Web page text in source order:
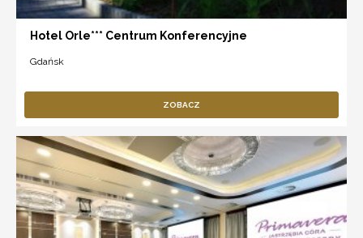
Hotel Orle*** Centrum Konferencyjne
Gdańsk
ZOBACZ